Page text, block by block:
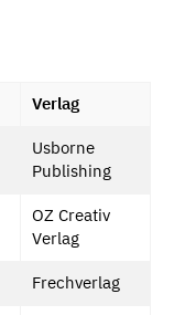
Verlag
Usborne
Publishing
OZ Creativ
Verlag
Frechverlag